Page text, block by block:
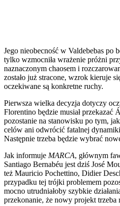
Jego nieobecność w Valdebebas po
tylko wzmocniła wrażenie próżni
naznaczonym chaosem i
zostało już stracone, wzrok kieruje
oczekiwane są konkretne ruchy.
Pierwsza wielka decyzja dotyczy
Florentino będzie musiał przekazać
pozostanie na stanowisku po tym,
celów ani odwrócić fatalnej
Następnie trzeba będzie wybrać
Jak informuje MARCA, głównym
Santiago Bernabéu jest dziś José
też Mauricio Pochettino, Didier
przypadku tej trójki problemem
mocno utrudniałoby szybkie
przekonanie, że nowy projekt trzeba